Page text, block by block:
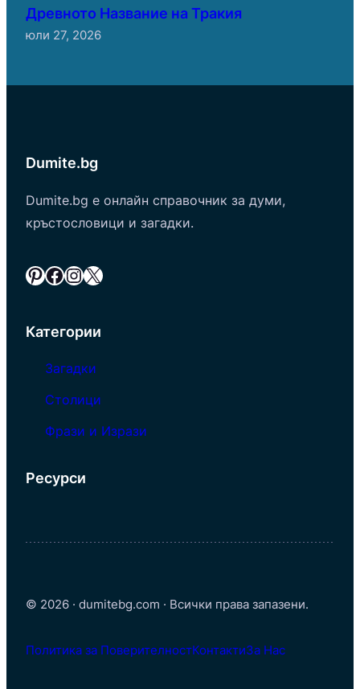
Древното Название на Тракия
юли 27, 2026
Dumite.bg
Dumite.bg е онлайн справочник за думи,
кръстословици и загадки.
Pinterest Facebook InstagramX
Категории
Загадки
Столици
Фрази и Изрази
Ресурси
© 2026 · dumitebg.com · Всички права запазени.
Политика за ПоверителностКонтактиЗа Нас